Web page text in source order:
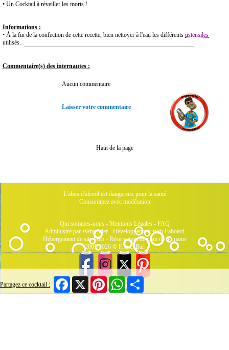
Partagez ce cocktail :
FacebookX Pinterest WhatsApp
• Un Cocktail à réveiller les morts !
Informations :
• À la fin de la confection de cette recette, bien nettoyer à l'eau les différents ustensiles
utilisés.
Commentaire(s) des internautes :
Aucun commentaire
Laisser votre commentaire
Haut de la page
L'abus d'alcool est dangereux pour la santé
Consommez avec modération
Qui sommes-nous- Mentions Légales- FAQ
Administré par Webtender - Développement Web Faboard
Hébergement de site Web- Réservation de nom de domaine
2001/2026 © FrenchBar
9 Connectés